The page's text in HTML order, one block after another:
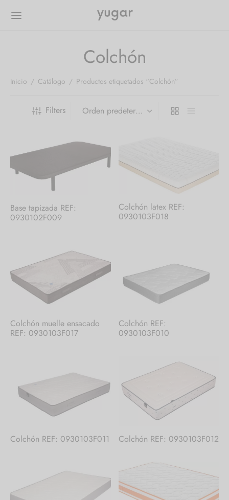
Colchón
Inicio / Catálogo / Productos etiquetados “Colchón”
Filters
Base tapizada REF:
0930102F009
Colchón latex REF:
0930103F018
Colchón muelle ensacado
REF: 0930103F017
Colchón REF:
0930103F010
Colchón REF: 0930103F011 Colchón REF: 0930103F012